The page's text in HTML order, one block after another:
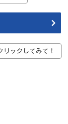
リックしてみて！